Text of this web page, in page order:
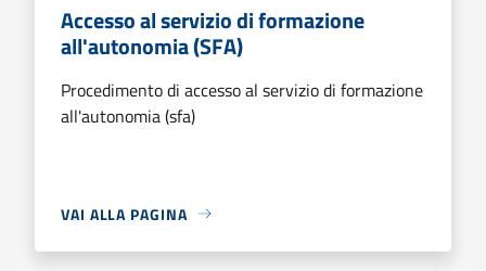
Accesso al servizio di formazione
all'autonomia (SFA)
Procedimento di accesso al servizio di formazione
all'autonomia (sfa)
VAI ALLA PAGINA